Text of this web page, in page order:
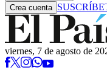
Crea cuenta
viernes, 7 de agosto de